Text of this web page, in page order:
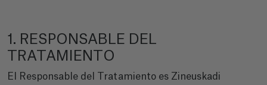
1. RESPONSABLE DEL
TRATAMIENTO
El Responsable del Tratamiento es Zineuskadi